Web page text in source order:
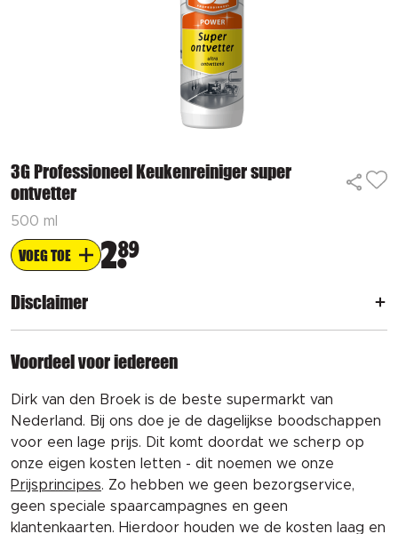
3G Professioneel Keukenreiniger super
ontvetter
500 ml
VOEG TOE 289
Disclaimer
Voordeel voor iedereen
Dirk van den Broek is de beste supermarkt van
Nederland. Bij ons doe je de dagelijkse boodschappen
voor een lage prijs. Dit komt doordat we scherp op
onze eigen kosten letten - dit noemen we onze
Prijsprincipes. Zo hebben we geen bezorgservice,
geen speciale spaarcampagnes en geen
klantenkaarten. Hierdoor houden we de kosten laag en